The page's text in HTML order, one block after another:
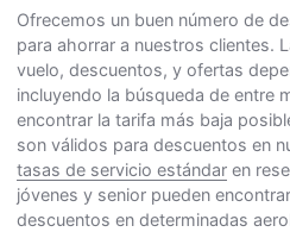
Ofrecemos un buen número de
para ahorrar a nuestros clientes.
vuelo, descuentos, y ofertas
incluyendo la búsqueda de entre
encontrar la tarifa más baja
son válidos para descuentos en
tasas de servicio estándar en
jóvenes y senior pueden
descuentos en determinadas